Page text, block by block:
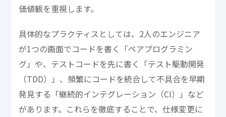
価値観を重視します。
具体的なプラクティスとしては、2人のエンジニア
が1つの画面でコードを書く「ペアプログラミン
グ」や、テストコードを先に書く「テスト駆動開発
（TDD）」、頻繁にコードを統合して不具合を早期
発見する「継続的インテグレーション（CI）」など
があります。これらを徹底することで、仕様変更に